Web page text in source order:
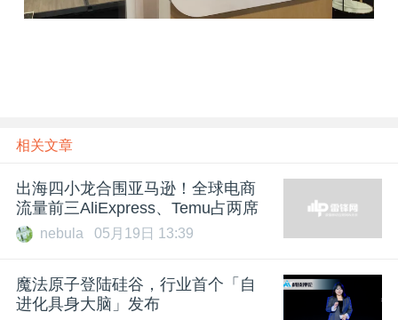
相关文章
出海四小龙合围亚马逊！全球电商
流量前三AliExpress、Temu占两席
nebula 05月19日 13:39
魔法原子登陆硅谷，行业首个「自
进化具身大脑」发布